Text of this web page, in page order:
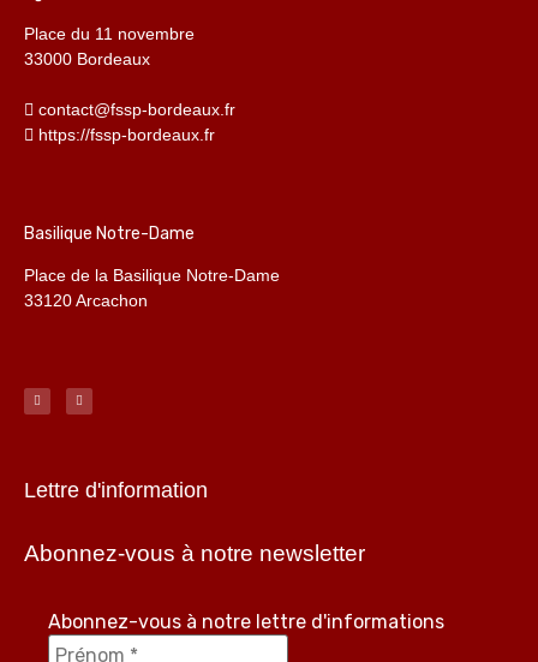
Place du 11 novembre
33000 Bordeaux
contact@fssp-bordeaux.fr
https://fssp-bordeaux.fr
Basilique Notre-Dame
Place de la Basilique Notre-Dame
33120 Arcachon
Lettre d'information
Abonnez-vous à notre newsletter
Abonnez-vous à notre lettre d'informations